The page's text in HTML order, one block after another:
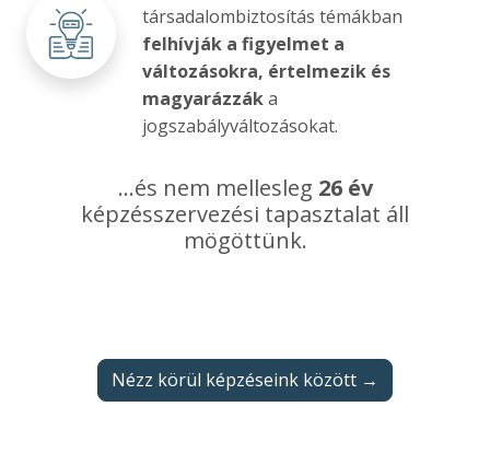
társadalombiztosítás témákban
felhívják a figyelmet a
változásokra, értelmezik és
magyarázzáka
jogszabályváltozásokat.
...és nem mellesleg 26 év
képzésszervezési tapasztalat áll
mögöttünk.
Nézz körül képzéseink között →